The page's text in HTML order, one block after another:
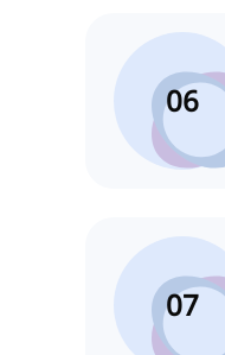
06
07